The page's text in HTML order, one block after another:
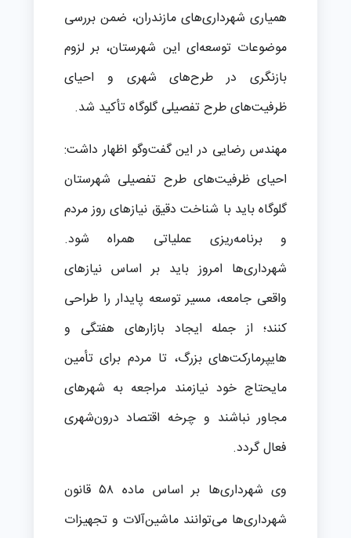
همیاری شهرداری‌های مازندران، ضمن بررسی
موضوعات توسعه‌ای این شهرستان، بر لزوم
بازنگری در طرح‌های شهری و احیای
ظرفیت‌های طرح تفصیلی گلوگاه تأکید شد.
مهندس رضایی در این گفت‌وگو اظهار داشت:
احیای ظرفیت‌های طرح تفصیلی شهرستان
گلوگاه باید با شناخت دقیق نیازهای روز مردم
و برنامه‌ریزی عملیاتی همراه شود.
شهرداری‌ها امروز باید بر اساس نیازهای
واقعی جامعه، مسیر توسعه پایدار را طراحی
کنند؛ از جمله ایجاد بازارهای هفتگی و
هایپرمارکت‌های بزرگ، تا مردم برای تأمین
مایحتاج خود نیازمند مراجعه به شهرهای
مجاور نباشند و چرخه اقتصاد درون‌شهری
فعال گردد.
وی شهرداری‌ها بر اساس ماده ۵۸ قانون
شهرداری‌ها می‌توانند ماشین‌آلات و تجهیزات